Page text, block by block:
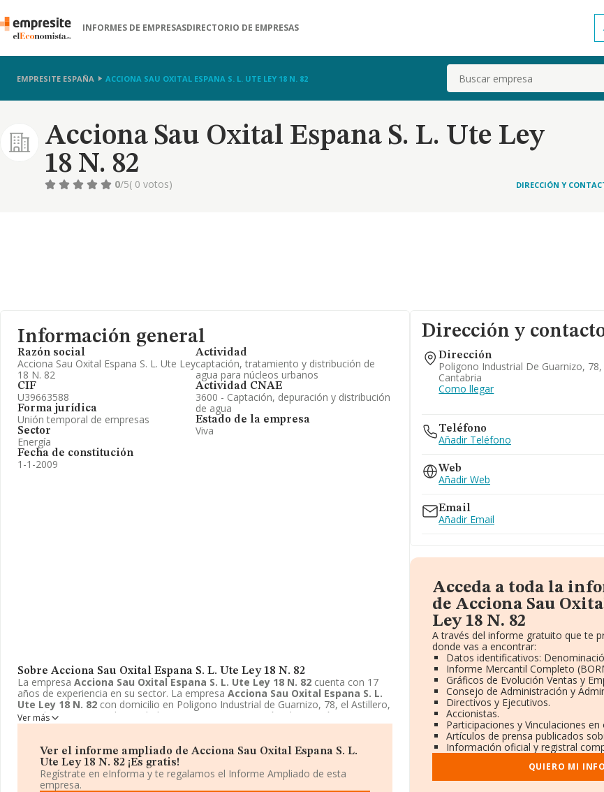
INFORMES DE EMPRESASDIRECTORIO DE EMPRESAS
EMPRESITE ESPAÑA ACCIONA SAU OXITAL ESPANA S. L. UTE LEY 18 N. 82 Buscar
Acciona Sau Oxital Espana S. L. Ute Ley
18 N. 82
0/5( 0 votos) DIRECCIÓN Y
Información general
Razón social
Acciona Sau Oxital Espana S. L. Ute Ley
18 N. 82
CIF
U39663588
Forma jurídica
Unión temporal de empresas
Sector
Energía
Fecha de constitución
1-1-2009
Actividad
captación, tratamiento y distribución de
agua para núcleos urbanos
Actividad CNAE
3600 - Captación, depuración y distribución
de agua
Estado de la empresa
Viva
Sobre Acciona Sau Oxital Espana S. L. Ute Ley 18 N. 82
La empresa Acciona Sau Oxital Espana S. L. Ute Ley 18 N. 82 cuenta con 17
años de experiencia en su sector. La empresa Acciona Sau Oxital Espana S. L.
Ute Ley 18 N. 82 con domicilio en Poligono Industrial de Guarnizo, 78, el Astillero,
Cantabria. Su principal actividad CNAE es 3600 - Captación, depuración y
distribución de agua. La empresaAcciona Sau Oxital Espana S. L. Ute Ley 18
Ver más
Ver el informe ampliado de Acciona Sau Oxital Espana S. L.
Ute Ley 18 N. 82 ¡Es gratis!
Regístrate en eInforma y te regalamos el Informe Ampliado de esta
empresa.
Dirección y
Dirección
Poligono Industrial De Guarnizo,
Cantabria
Como llegar
Teléfono
Añadir Teléfono
Web
Añadir Web
Email
Añadir Email
Acceda a toda la
de Acciona Sau
Ley 18 N. 82
A través del informe gratuito que te
donde vas a encontrar:
Datos identificativos:
Informe Mercantil Completo
Gráficos de Evolución Ventas y
Consejo de Administración y
Directivos y Ejecutivos.
Accionistas.
Participaciones y Vinculaciones
Artículos de prensa publicados
Información oficial y registral
QUIERO MI